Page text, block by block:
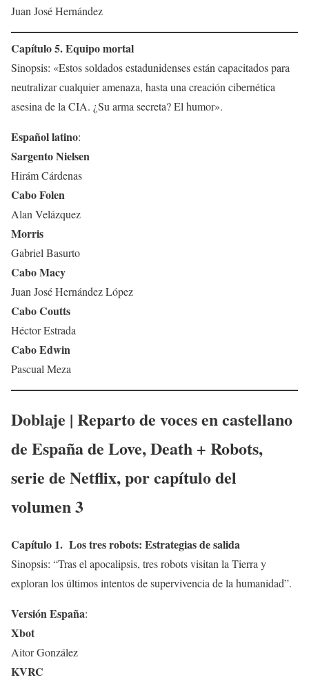
Juan José Hernández
Capítulo 5. Equipo mortal
Sinopsis: «Estos soldados estadunidenses están capacitados para
neutralizar cualquier amenaza, hasta una creación cibernética
asesina de la CIA. ¿Su arma secreta? El humor».
Español latino:
Sargento Nielsen
Hirám Cárdenas
Cabo Folen
Alan Velázquez
Morris
Gabriel Basurto
Cabo Macy
Juan José Hernández López
Cabo Coutts
Héctor Estrada
Cabo Edwin
Pascual Meza
Doblaje | Reparto de voces en castellano
de España de Love, Death + Robots,
serie de Netflix, por capítulo del
volumen 3
Capítulo 1. Los tres robots: Estrategias de salida
Sinopsis: “Tras el apocalipsis, tres robots visitan la Tierra y
exploran los últimos intentos de supervivencia de la humanidad”.
Versión España:
Xbot
Aitor González
KVRC